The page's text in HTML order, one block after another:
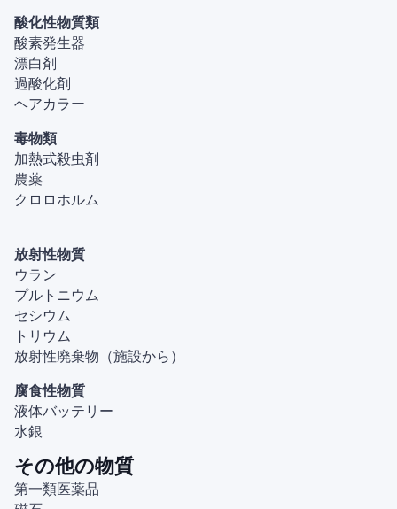
酸化性物質類
酸素発生器
漂白剤
過酸化剤
ヘアカラー
毒物類
加熱式殺虫剤
農薬
クロロホルム
放射性物質
ウラン
プルトニウム
セシウム
トリウム
放射性廃棄物（施設から）
腐食性物質
液体バッテリー
水銀
その他の物質
第一類医薬品